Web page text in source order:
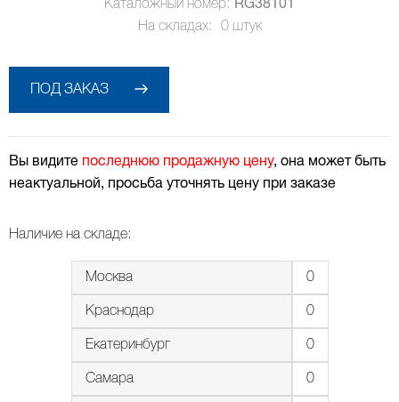
Каталожный номер: RG38101
На складах:
0 штук
ПОД ЗАКАЗ
Вы видите последнюю продажную цену, она может быть
неактуальной, просьба уточнять цену при заказе
Наличие на складе:
Москва
Краснодар
Екатеринбург
Самара
0
0
0
0